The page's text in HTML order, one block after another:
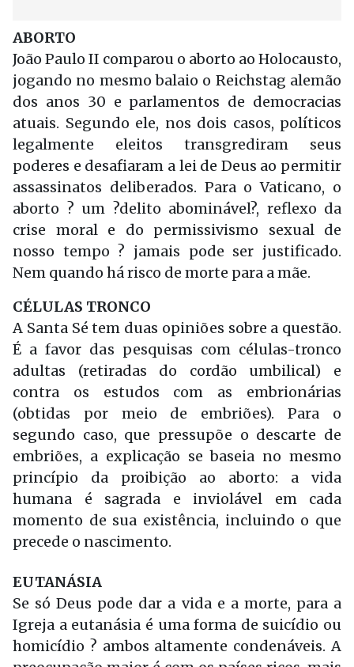
ABORTO
João Paulo II comparou o aborto ao Holocausto,
jogando no mesmo balaio o Reichstag alemão
dos anos 30 e parlamentos de democracias
atuais. Segundo ele, nos dois casos, políticos
legalmente eleitos transgrediram seus
poderes e desafiaram a lei de Deus ao permitir
assassinatos deliberados. Para o Vaticano, o
aborto ? um ?delito abominável?, reflexo da
crise moral e do permissivismo sexual de
nosso tempo ? jamais pode ser justificado.
Nem quando há risco de morte para a mãe.
CÉLULAS TRONCO
A Santa Sé tem duas opiniões sobre a questão.
É a favor das pesquisas com células-tronco
adultas (retiradas do cordão umbilical) e
contra os estudos com as embrionárias
(obtidas por meio de embriões). Para o
segundo caso, que pressupõe o descarte de
embriões, a explicação se baseia no mesmo
princípio da proibição ao aborto: a vida
humana é sagrada e inviolável em cada
momento de sua existência, incluindo o que
precede o nascimento.
EUTANÁSIA
Se só Deus pode dar a vida e a morte, para a
Igreja a eutanásia é uma forma de suicídio ou
homicídio ? ambos altamente condenáveis. A